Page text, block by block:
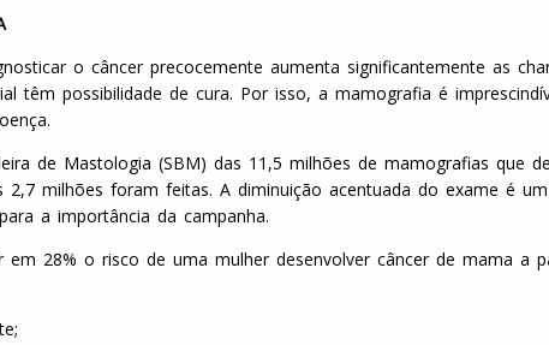
o câncer precocemente aumenta significantemente as
têm possibilidade de cura. Por isso, a mamografia é
de Mastologia (SBM) das 11,5 milhões de mamografias que
2,7 milhões foram feitas. A diminuição acentuada do exame é
a importância da campanha.
em 28% o risco de uma mulher desenvolver câncer de mama a